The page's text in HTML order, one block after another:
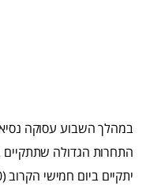
במהלך השבוע עסוקה
התחרות הגדולה